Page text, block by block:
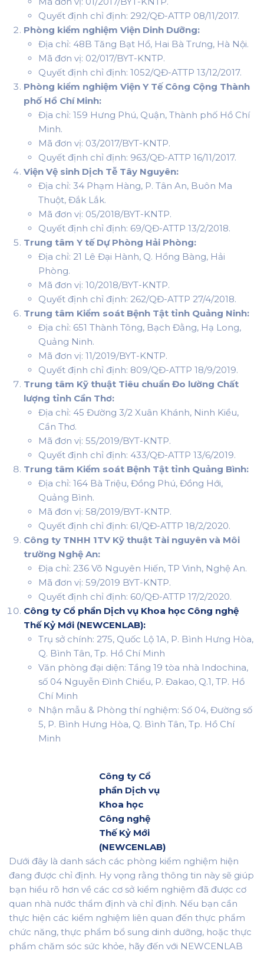
Quyết định chỉ định: 292/QĐ-ATTP 08/11/2017.
Phòng kiểm nghiệm Viện Dinh Dưỡng:
Địa chỉ: 48B Tăng Bạt Hổ, Hai Bà Trưng, Hà Nội.
Mã đơn vị: 02/017/BYT-KNTP.
Quyết định chỉ định: 1052/QĐ-ATTP 13/12/2017.
Phòng kiểm nghiệm Viện Y Tế Công Cộng Thành
phố Hồ Chí Minh:
Địa chỉ: 159 Hưng Phú, Quận, Thành phố Hồ Chí
Minh.
Mã đơn vị: 03/2017/BYT-KNTP.
Quyết định chỉ định: 963/QĐ-ATTP 16/11/2017.
Viện Vệ sinh Dịch Tễ Tây Nguyên:
Địa chỉ: 34 Phạm Hàng, P. Tân An, Buôn Ma
Thuột, Đắk Lắk.
Mã đơn vị: 05/2018/BYT-KNTP.
Quyết định chỉ định: 69/QĐ-ATTP 13/2/2018.
Trung tâm Y tế Dự Phòng Hải Phòng:
Địa chỉ: 21 Lê Đại Hành, Q. Hồng Bàng, Hải
Phòng.
Mã đơn vị: 10/2018/BYT-KNTP.
Quyết định chỉ định: 262/QĐ-ATTP 27/4/2018.
Trung tâm Kiểm soát Bệnh Tật tỉnh Quảng Ninh:
Địa chỉ: 651 Thành Tông, Bạch Đằng, Hạ Long,
Quảng Ninh.
Mã đơn vị: 11/2019/BYT-KNTP.
Quyết định chỉ định: 809/QĐ-ATTP 18/9/2019.
Trung tâm Kỹ thuật Tiêu chuẩn Đo lường Chất
lượng tỉnh Cần Thơ:
Địa chỉ: 45 Đường 3/2 Xuân Khánh, Ninh Kiều,
Cần Thơ.
Mã đơn vị: 55/2019/BYT-KNTP.
Quyết định chỉ định: 433/QĐ-ATTP 13/6/2019.
Trung tâm Kiểm soát Bệnh Tật tỉnh Quảng Bình:
Địa chỉ: 164 Bà Triệu, Đồng Phú, Đồng Hới,
Quảng Bình.
Mã đơn vị: 58/2019/BYT-KNTP.
Quyết định chỉ định: 61/QĐ-ATTP 18/2/2020.
Công ty TNHH 1TV Kỹ thuật Tài nguyên và Môi
trường Nghệ An:
Địa chỉ: 236 Võ Nguyên Hiến, TP Vinh, Nghệ An.
Mã đơn vị: 59/2019 BYT-KNTP.
Quyết định chỉ định: 60/QĐ-ATTP 17/2/2020.
Công ty Cổ phần Dịch vụ Khoa học Công nghệ
Thế Kỷ Mới (NEWCENLAB):
Trụ sở chính: 275, Quốc Lộ 1A, P. Bình Hưng Hòa,
Q. Bình Tân, Tp. Hồ Chí Minh
Văn phòng đại diện: Tầng 19 tòa nhà Indochina,
số 04 Nguyễn Đình Chiểu, P. Đakao, Q.1, TP. Hồ
Chí Minh
Nhận mẫu & Phòng thí nghiệm: Số 04, Đường số
5, P. Bình Hưng Hòa, Q. Bình Tân, Tp. Hồ Chí
Minh
Công ty Cổ
phần Dịch vụ
Khoa học
Công nghệ
Thế Kỷ Mới
(NEWCENLAB)
Dưới đây là danh sách các phòng kiểm nghiệm hiện
đang được chỉ định. Hy vọng rằng thông tin này sẽ giúp
bạn hiểu rõ hơn về các cơ sở kiểm nghiệm đã được cơ
quan nhà nước thẩm định và chỉ định. Nếu bạn cần
thực hiện các kiểm nghiệm liên quan đến thực phẩm
chức năng, thực phẩm bổ sung dinh dưỡng, hoặc thực
phẩm chăm sóc sức khỏe, hãy đến với NEWCENLAB